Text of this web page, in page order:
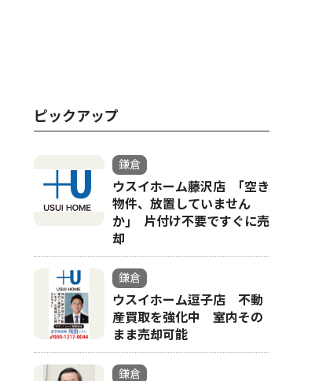
ピックアップ
鎌倉
ウスイホーム藤沢店 ｢空き
物件、放置していません
か｣ 片付け不要ですぐに売
却
鎌倉
ウスイホーム逗子店 不動
産買取を強化中 室内その
まま売却可能
鎌倉